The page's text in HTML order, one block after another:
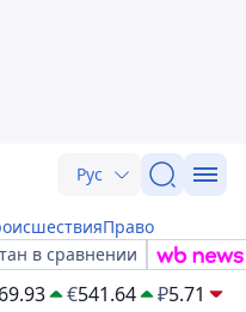
Рус
Право
в сравнении
€541.64 ₽5.71